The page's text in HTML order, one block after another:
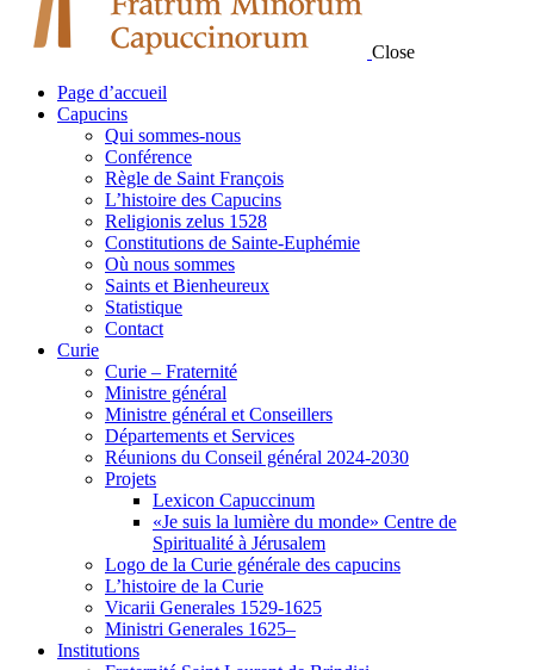
Close
Page d’accueil
Capucins
Qui sommes-nous
Conférence
Règle de Saint François
L’histoire des Capucins
Religionis zelus 1528
Constitutions de Sainte-Euphémie
Où nous sommes
Saints et Bienheureux
Statistique
Contact
Curie
Curie – Fraternité
Ministre général
Ministre général et Conseillers
Départements et Services
Réunions du Conseil général 2024-2030
Projets
Lexicon Capuccinum
«Je suis la lumière du monde» Centre de
Spiritualité à Jérusalem
Logo de la Curie générale des capucins
L’histoire de la Curie
Vicarii Generales 1529-1625
Ministri Generales 1625–
Institutions